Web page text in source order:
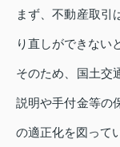
まず、不動産取引
り直しができない
そのため、国土交
説明や手付金等の
の適正化を図って